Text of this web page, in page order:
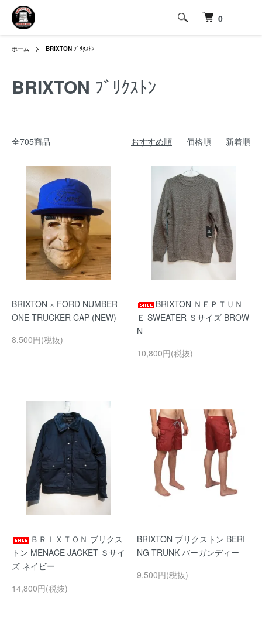
0
ホーム BRIXTON ﾌﾞﾘｸｽﾄﾝ
BRIXTON ﾌﾞﾘｸｽﾄﾝ
全705商品 おすすめ順 価格順 新着順
BRIXTON × FORD NUMBER
ONE TRUCKER CAP (NEW)
8,500円(税抜)
BRIXTON ＮＥＰＴＵＮ
Ｅ SWEATER Ｓサイズ BROW
N
10,800円(税抜)
ＢＲＩＸＴＯＮ ブリクス
トン MENACE JACKET Ｓサイ
ズ ネイビー
14,800円(税抜)
BRIXTON ブリクストン BERI
NG TRUNK バーガンディー
9,500円(税抜)